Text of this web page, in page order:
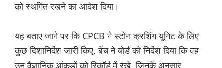
को स्थगित रखने का आदेश दिया।
यह बताए जाने पर कि CPCB ने स्टोन क्रशिंग यूनिट के लिए
कुछ दिशानिर्देश जारी किए, बेंच ने बोर्ड को निर्देश दिया कि वह
उन वैज्ञानिक आंकड़ों को रिकॉर्ड में रखे, जिनके अनुसार